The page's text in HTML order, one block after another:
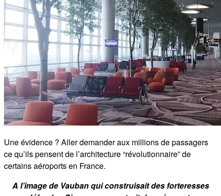
Une évidence ? Aller demander aux millions de passagers
ce qu’ils pensent de l’architecture “révolutionnaire” de
certains aéroports en France.
A l’image de Vauban qui construisait des forteresses